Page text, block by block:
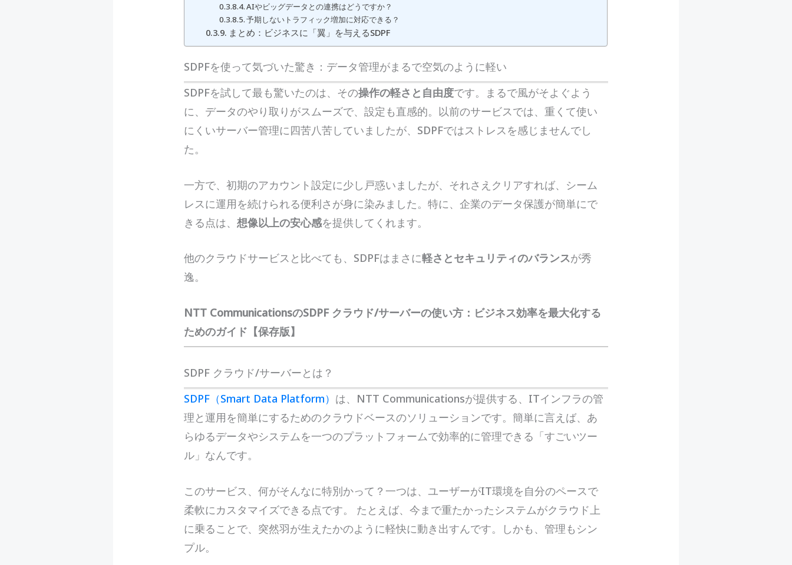
AIやビッグデータとの連携はどうですか？
予期しないトラフィック増加に対応できる？
まとめ：ビジネスに「翼」を与えるSDPF
SDPFを使って気づいた驚き：データ管理がまるで空気のように軽い
SDPFを試して最も驚いたのは、その操作の軽さと自由度です。まるで風がそよぐよう
に、データのやり取りがスムーズで、設定も直感的。以前のサービスでは、重くて使い
にくいサーバー管理に四苦八苦していましたが、SDPFではストレスを感じませんでし
た。
一方で、初期のアカウント設定に少し戸惑いましたが、それさえクリアすれば、シーム
レスに運用を続けられる便利さが身に染みました。特に、企業のデータ保護が簡単にで
きる点は、想像以上の安心感を提供してくれます。
他のクラウドサービスと比べても、SDPFはまさに軽さとセキュリティのバランスが秀
逸。
NTT CommunicationsのSDPF クラウド/サーバーの使い方：ビジネス効率を最大化する
ためのガイド【保存版】
SDPF クラウド/サーバーとは？
SDPF（Smart Data Platform） は、NTT Communicationsが提供する、ITインフラの管
理と運用を簡単にするためのクラウドベースのソリューションです。簡単に言えば、あ
らゆるデータやシステムを一つのプラットフォームで効率的に管理できる「すごいツー
ル」なんです。
このサービス、何がそんなに特別かって？一つは、ユーザーがIT環境を自分のペースで
柔軟にカスタマイズできる点です。 たとえば、今まで重たかったシステムがクラウド上
に乗ることで、突然羽が生えたかのように軽快に動き出すんです。しかも、管理もシン
プル。